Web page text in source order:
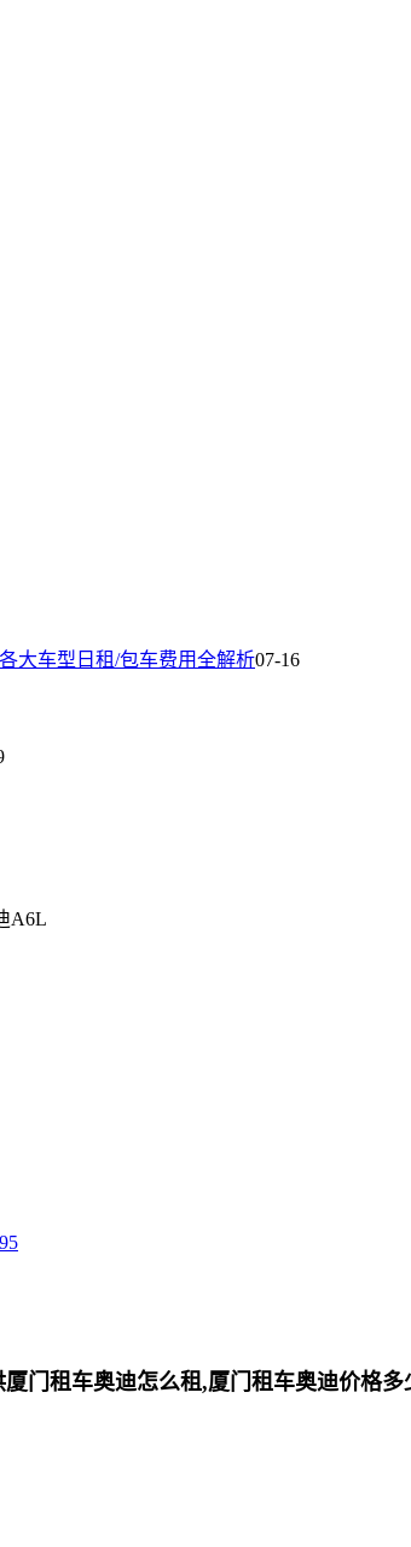
大车型日租/包车费用全解析07-16
A6L